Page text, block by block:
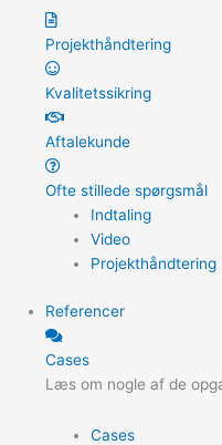
Projekthåndtering
Kvalitetssikring
Aftalekunde
Ofte stillede spørgsmål
Indtaling
Video
Projekthåndtering
Referencer
Cases
Læs om nogle af de
Cases